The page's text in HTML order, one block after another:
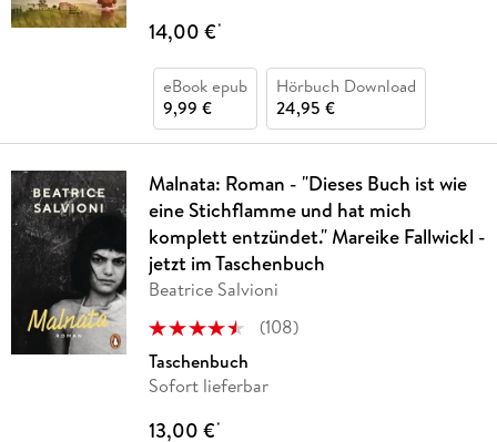
14,00 €*
eBook epub
9,99 €
Hörbuch Download
24,95 €
Malnata: Roman - "Dieses Buch ist wie
eine Stichflamme und hat mich
komplett entzündet." Mareike Fallwickl -
jetzt im Taschenbuch
Beatrice Salvioni
(108)
Taschenbuch
Sofort lieferbar
13,00 €*